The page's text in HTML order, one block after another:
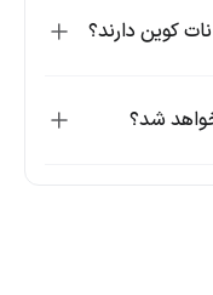
کوین دارند؟